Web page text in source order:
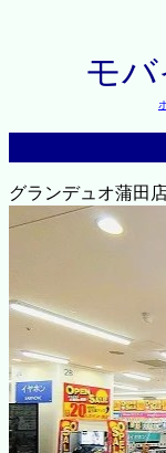
モ
グランデュオ蒲田